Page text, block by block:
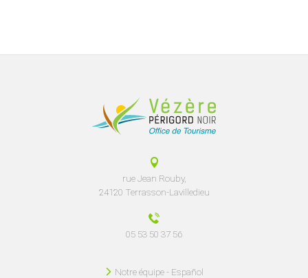
rue Jean Rouby,
24120 Terrasson-Lavilledieu
05 53 50 37 56
Notre équipe - Español